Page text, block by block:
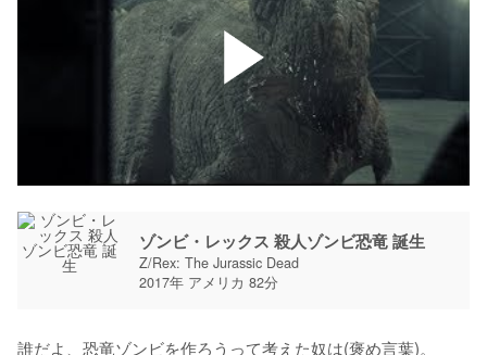
ゾンビ・レックス 殺人ゾンビ恐竜 誕生
Z/Rex: The Jurassic Dead
2017年 アメリカ 82分
誰だよ、恐竜ゾンビを作ろうって考えた奴は(褒め言葉)。